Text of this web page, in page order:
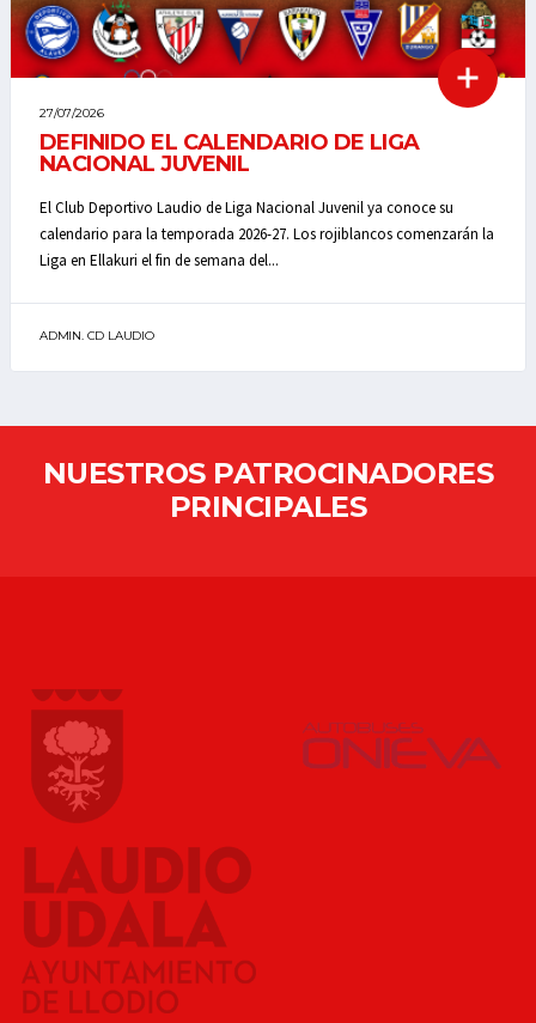
27/07/2026
DEFINIDO EL CALENDARIO DE LIGA
NACIONAL JUVENIL
El Club Deportivo Laudio de Liga Nacional Juvenil ya conoce su
calendario para la temporada 2026-27. Los rojiblancos comenzarán la
Liga en Ellakuri el fin de semana del...
ADMIN. CD LAUDIO
NUESTROS PATROCINADORES
PRINCIPALES